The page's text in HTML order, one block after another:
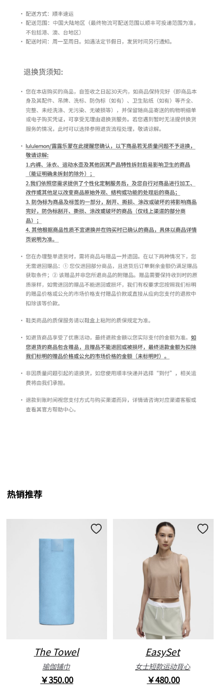
热销推荐
The Towel
瑜伽铺巾
￥350.00
EasySet
女士短款运动背心
￥480.00